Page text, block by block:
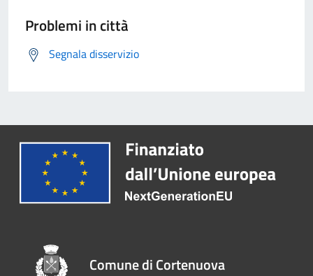
Problemi in città
Segnala disservizio
Comune di Cortenuova